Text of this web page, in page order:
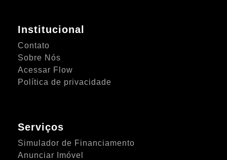
Institucional
Contato
Sobre Nós
Acessar Flow
Política de privacidade
Serviços
Simulador de Financiamento
Anunciar Imóvel